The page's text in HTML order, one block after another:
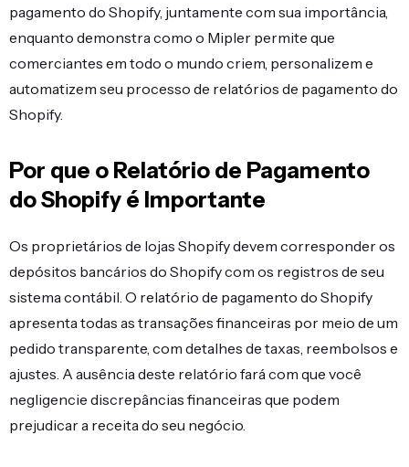
pagamento do Shopify, juntamente com sua importância,
enquanto demonstra como o Mipler permite que
comerciantes em todo o mundo criem, personalizem e
automatizem seu processo de relatórios de pagamento do
Shopify.
Por que o Relatório de Pagamento
do Shopify é Importante
Os proprietários de lojas Shopify devem corresponder os
depósitos bancários do Shopify com os registros de seu
sistema contábil. O relatório de pagamento do Shopify
apresenta todas as transações financeiras por meio de um
pedido transparente, com detalhes de taxas, reembolsos e
ajustes. A ausência deste relatório fará com que você
negligencie discrepâncias financeiras que podem
prejudicar a receita do seu negócio.